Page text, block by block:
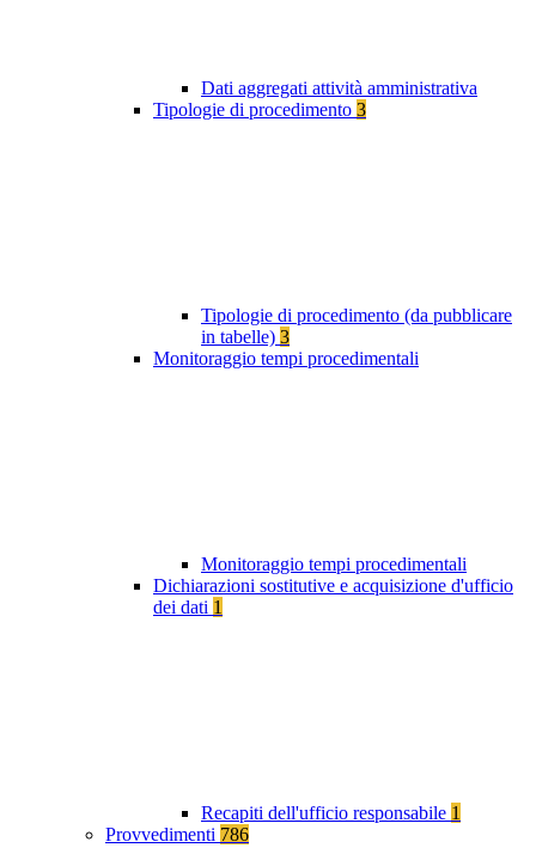
Dati aggregati attività amministrativa
Tipologie di procedimento 3
Tipologie di procedimento (da pubblicare
in tabelle) 3
Monitoraggio tempi procedimentali
Monitoraggio tempi procedimentali
Dichiarazioni sostitutive e acquisizione d'ufficio
dei dati 1
Recapiti dell'ufficio responsabile 1
Provvedimenti 786